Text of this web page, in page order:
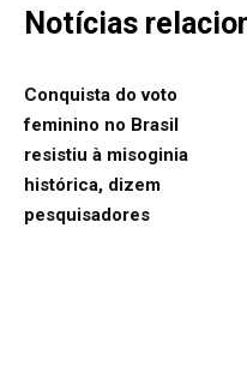
Notícias
Conquista do voto
feminino no Brasil
resistiu à misoginia
histórica, dizem
pesquisadores